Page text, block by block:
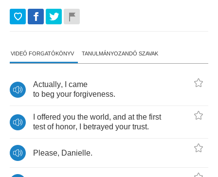
VIDEÓ FORGATÓKÖNYV TANULMÁNYOZANDÓ SZAVAK
Actually,
came
to beg your forgiveness.
offered you the world, and at the first
test of honor, betrayed your trust.
Please, Danielle.